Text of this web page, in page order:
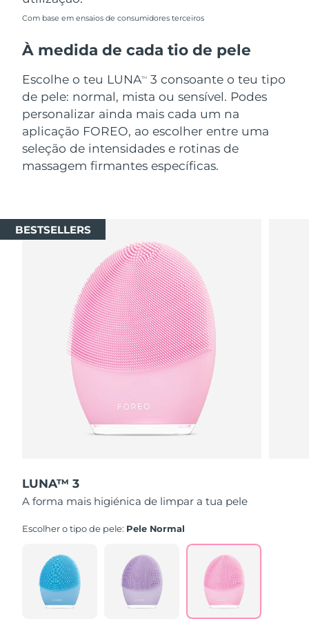
Com base em ensaios de consumidores terceiros
À medida de cada tio de pele
Escolhe o teu LUNATM
3 consoante o teu tipo
de pele: normal, mista ou sensível. Podes
personalizar ainda mais cada um na
aplicação FOREO, ao escolher entre uma
seleção de intensidades e rotinas de
massagem firmantes específicas.
BESTSELLERS
LUNA™ 3
A forma mais higiénica de limpar a tua pele
Escolher o tipo de pele: Pele Normal